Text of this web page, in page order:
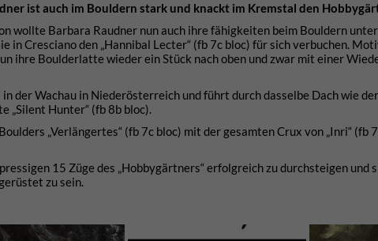
ist auch im Bouldern stark und knackt im Kremstal den
wollte Barbara Raudner nun auch ihre fähigkeiten beim Bouldern
in Cresciano den „Hannibal Lecter“ (fb 7c bloc) für sich verbuchen.
ihre Boulderlatte wieder ein Stück nach oben und zwar mit einer
der Wachau in Niederösterreich und führt durch dasselbe Dach wie
„Silent Hunter“ (fb 8b bloc).
„Verlängertes“ (fb 7c bloc) mit der gesamten Crux von „Inri“ (fb
15 Züge des „Hobbygärtners“ erfolgreich zu durchsteigen und
zu sein.